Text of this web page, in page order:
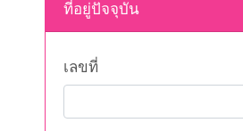
ที่อยู่ปัจจุบัน
เลขที่